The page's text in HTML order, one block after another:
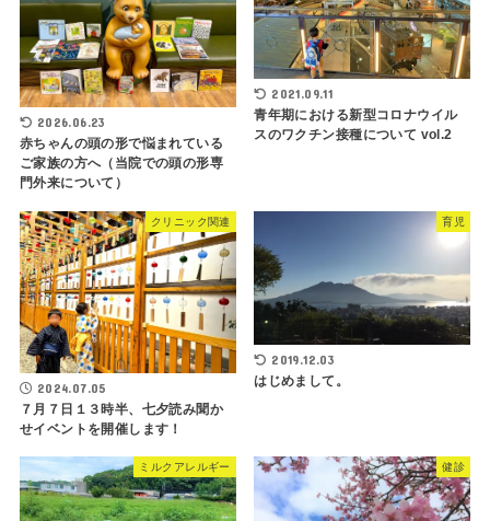
2026.06.23
赤ちゃんの頭の形で悩まれている
ご家族の方へ（当院での頭の形専
門外来について）
2021.09.11
青年期における新型コロナウイル
スのワクチン接種について vol.2
クリニック関連
2024.07.05
７月７日１３時半、七夕読み聞か
せイベントを開催します！
育児
2019.12.03
はじめまして。
ミルクアレルギー 健診